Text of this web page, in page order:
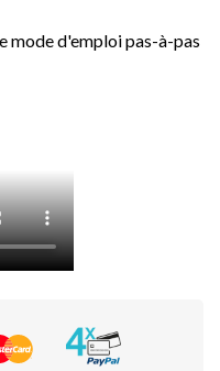
mode d'emploi pas-à-pas